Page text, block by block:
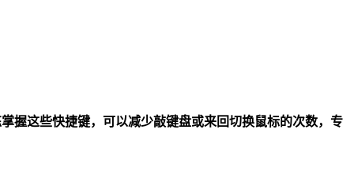
握这些快捷键，可以减少敲键盘或来回切换鼠标的次数，专